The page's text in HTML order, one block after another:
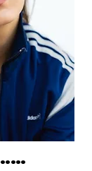
……